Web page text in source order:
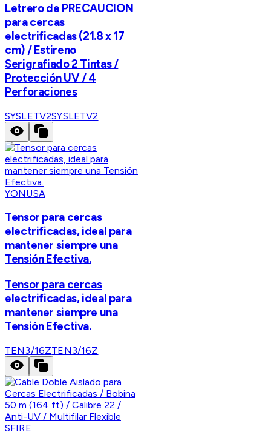
Letrero de PRECAUCION
para cercas
electrificadas (21.8 x 17
cm) / Estireno
Serigrafiado 2 Tintas /
Protección UV / 4
Perforaciones
SYSLETV2SYSLETV2
YONUSA
Tensor para cercas
electrificadas, ideal para
mantener siempre una
Tensión Efectiva.
Tensor para cercas
electrificadas, ideal para
mantener siempre una
Tensión Efectiva.
TEN3/16ZTEN3/16Z
SFIRE